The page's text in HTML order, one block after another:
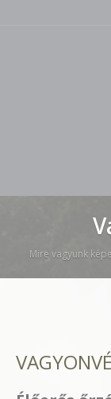
Mire vagyunk